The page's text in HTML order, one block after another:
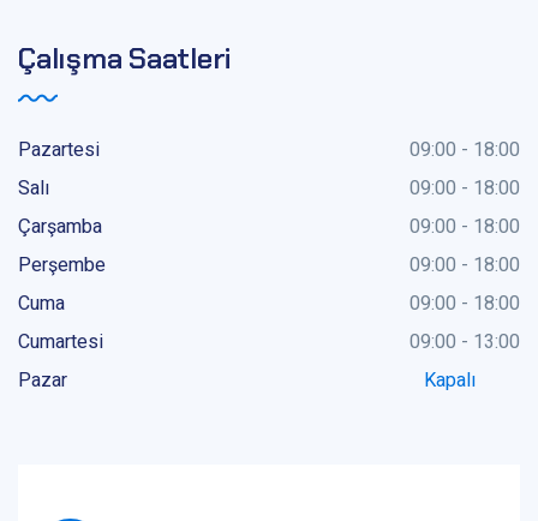
Çalışma Saatleri
Pazartesi
09:00 - 18:00
Salı
09:00 - 18:00
Çarşamba
09:00 - 18:00
Perşembe
09:00 - 18:00
Cuma
09:00 - 18:00
Cumartesi
09:00 - 13:00
Pazar
Kapalı